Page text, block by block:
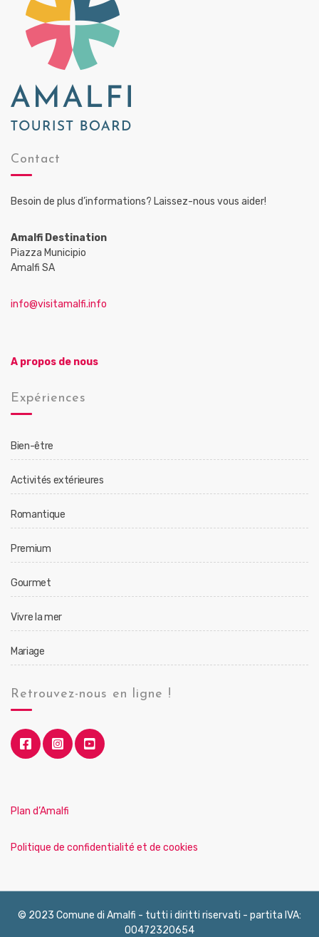
Contact
Besoin de plus d’informations? Laissez-nous vous aider!
Amalfi Destination
Piazza Municipio
Amalfi SA
info@visitamalfi.info
A propos de nous
Expériences
Bien-être
Activités extérieures
Romantique
Premium
Gourmet
Vivre la mer
Mariage
Retrouvez-nous en ligne !
Plan d’Amalfi
Politique de confidentialité et de cookies
© 2023 Comune di Amalfi - tutti i diritti riservati - partita IVA:
00472320654